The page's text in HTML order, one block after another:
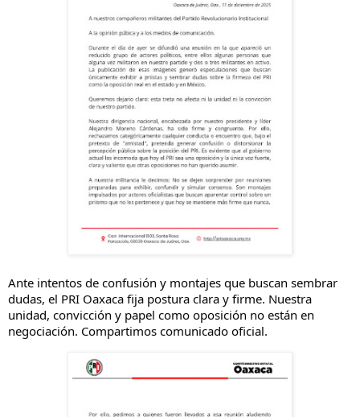
Ante intentos de confusión y montajes que buscan sembrar
dudas, el PRI Oaxaca fija postura clara y firme. Nuestra
unidad, convicción y papel como oposición no están en
negociación. Compartimos comunicado oficial.